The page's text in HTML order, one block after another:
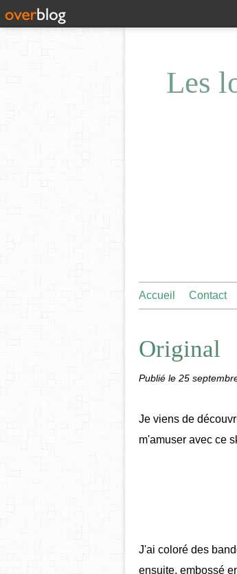
Les
Accueil Contact
Original
Publié le 25
Je viens de
m'amuser avec ce
J'ai coloré des
ensuite, embossé